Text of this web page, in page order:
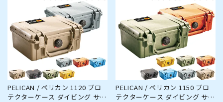
PELICAN / ペリカン 1120 プロ
テクターケース ダイビング サー
PELICAN / ペリカン 1150 プロ
テクターケース ダイビング サー